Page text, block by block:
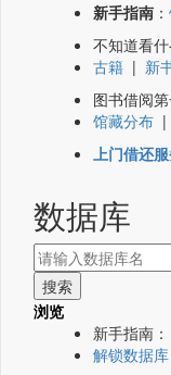
新手指南 ：
不知道看
古籍 | 新
图书借阅第
馆藏分布 |
上门借还
数据库
浏览
新手指南：
解锁数据库